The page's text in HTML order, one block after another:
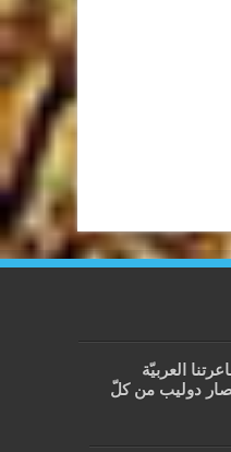
العربيّة
دوليب من كلّ